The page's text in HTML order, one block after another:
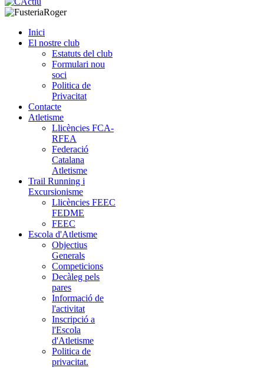
Inici
El nostre club
Estatuts del club
Formulari nou
soci
Politica de
Privacitat
Contacte
Atletisme
Llicències FCA-
RFEA
Federació
Catalana
Atletisme
Trail Running i
Excursionisme
Llicències FEEC
FEDME
FEEC
Escola d'Atletisme
Objectius
Generals
Competicions
Decàleg pels
pares
Informació de
l'activitat
Inscripció a
l'Escola
d'Atletisme
Politica de
privacitat.